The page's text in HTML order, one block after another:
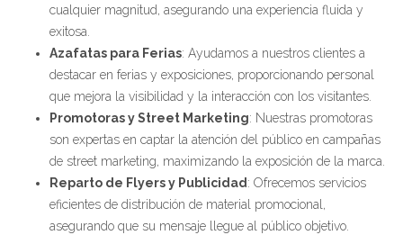
cualquier magnitud, asegurando una experiencia fluida y
exitosa.
Azafatas para Ferias: Ayudamos a nuestros clientes a
destacar en ferias y exposiciones, proporcionando personal
que mejora la visibilidad y la interacción con los visitantes.
Promotoras y Street Marketing: Nuestras promotoras
son expertas en captar la atención del público en campañas
de street marketing, maximizando la exposición de la marca.
Reparto de Flyers y Publicidad: Ofrecemos servicios
eficientes de distribución de material promocional,
asegurando que su mensaje llegue al público objetivo.